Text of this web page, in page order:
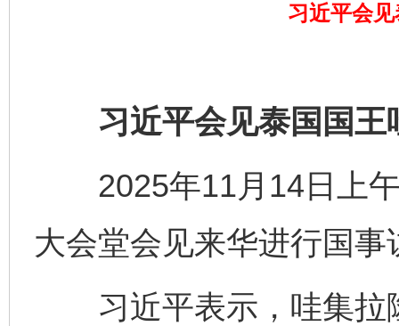
习近平会
习近平会见泰国国王
2025年11月14日上午
大会堂会见来华进行国
习近平表示，哇集拉